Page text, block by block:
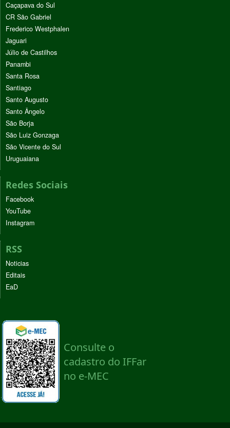
Caçapava do Sul
CR São Gabriel
Frederico Westphalen
Jaguari
Júlio de Castilhos
Panambi
Santa Rosa
Santiago
Santo Augusto
Santo Ângelo
São Borja
São Luiz Gonzaga
São Vicente do Sul
Uruguaiana
Redes Sociais
Facebook
YouTube
Instagram
RSS
Noticias
Editais
EaD